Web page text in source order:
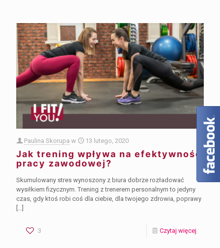
Paulina Skorupa w 13 lutego, 2020
Jak trening wpływa na efektywność
pracy zawodowej?
Skumulowany stres wynoszony z biura dobrze rozładować
wysiłkiem fizycznym. Trening z trenerem personalnym to jedyny
czas, gdy ktoś robi coś dla ciebie, dla twojego zdrowia, poprawy
[…]
3 Czytaj więcej